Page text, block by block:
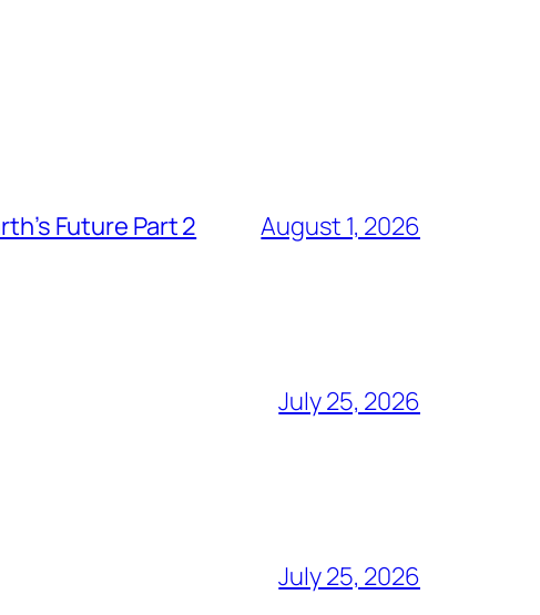
Future Part 2 August 1, 2026
July 25, 2026
July 25, 2026